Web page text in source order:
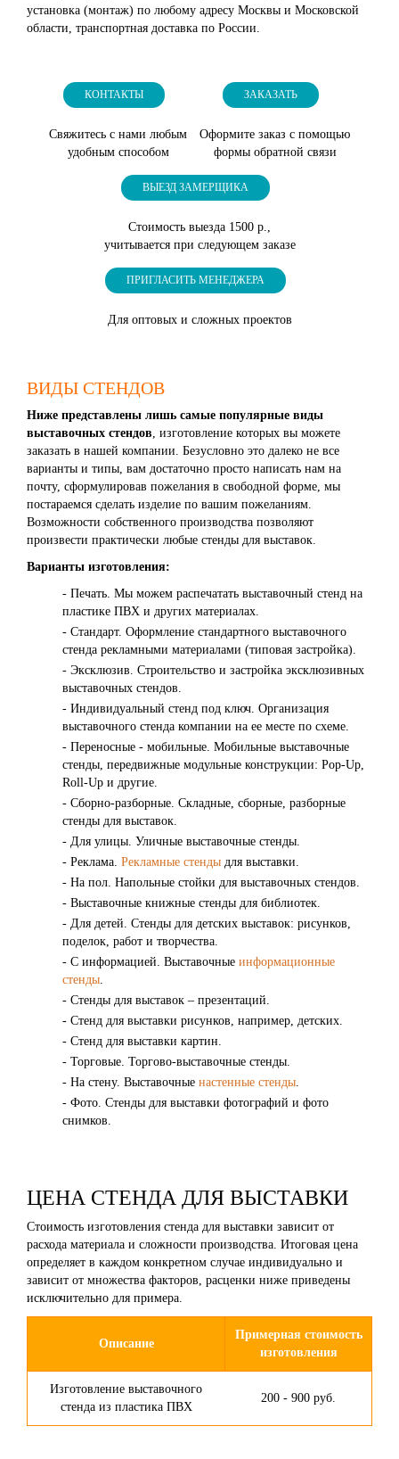
установка (монтаж) по любому адресу Москвы и Московской
области, транспортная доставка по России.
КОНТАКТЫ
Свяжитесь с нами любым
удобным способом
ЗАКАЗАТЬ
Оформите заказ с помощью
формы обратной связи
ВЫЕЗД ЗАМЕРЩИКА
Стоимость выезда 1500 р.,
учитывается при следующем заказе
ПРИГЛАСИТЬ МЕНЕДЖЕРА
Для оптовых и сложных проектов
ВИДЫ СТЕНДОВ
Ниже представлены лишь самые популярные виды
выставочных стендов, изготовление которых вы можете
заказать в нашей компании. Безусловно это далеко не все
варианты и типы, вам достаточно просто написать нам на
почту, сформулировав пожелания в свободной форме, мы
постараемся сделать изделие по вашим пожеланиям.
Возможности собственного производства позволяют
произвести практически любые стенды для выставок.
Варианты изготовления:
- Печать. Мы можем распечатать выставочный стенд на
пластике ПВХ и других материалах.
- Стандарт. Оформление стандартного выставочного
стенда рекламными материалами (типовая застройка).
- Эксклюзив. Строительство и застройка эксклюзивных
выставочных стендов.
- Индивидуальный стенд под ключ. Организация
выставочного стенда компании на ее месте по схеме.
- Переносные - мобильные. Мобильные выставочные
стенды, передвижные модульные конструкции: Pop-Up,
Roll-Up и другие.
- Сборно-разборные. Складные, сборные, разборные
стенды для выставок.
- Для улицы. Уличные выставочные стенды.
- Реклама. Рекламные стенды для выставки.
- На пол. Напольные стойки для выставочных стендов.
- Выставочные книжные стенды для библиотек.
- Для детей. Стенды для детских выставок: рисунков,
поделок, работ и творчества.
- С информацией. Выставочные информационные
стенды.
- Стенды для выставок – презентаций.
- Стенд для выставки рисунков, например, детских.
- Стенд для выставки картин.
- Торговые. Торгово-выставочные стенды.
- На стену. Выставочные настенные стенды.
- Фото. Стенды для выставки фотографий и фото
снимков.
ЦЕНА СТЕНДА ДЛЯ ВЫСТАВКИ
Стоимость изготовления стенда для выставки зависит от
расхода материала и сложности производства. Итоговая цена
определяет в каждом конкретном случае индивидуально и
зависит от множества факторов, расценки ниже приведены
исключительно для примера.
Описание
Примерная стоимость
изготовления
Изготовление выставочного
стенда из пластика ПВХ
200 - 900 руб.